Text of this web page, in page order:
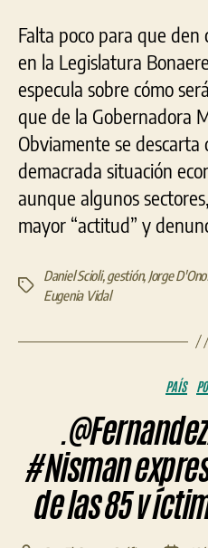
Falta poco para que den
en la Legislatura
especula sobre cómo
que de la Gobernadora
Obviamente se descarta
demacrada situación
aunque algunos
mayor “actitud” y
Etiquetas
Daniel Scioli,gestión, Jorge
Eugenia Vidal
PAÍS
#Nisman
de las 85 v